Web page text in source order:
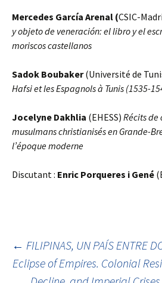
Mercedes García Arenal (CSIC-
y objeto de veneración: el libro y el
moriscos castellanos
Sadok Boubaker(Université de
Hafsi et les Espagnols à Tunis (1535-
Jocelyne Dakhlia (EHESS) Récits de
musulmans christianisés en Grande-
l’époque moderne
Discutant : Enric Porqueres i Gené
Post
← FILIPINAS, UN PAÍS ENTRE
Eclipse of Empires. Colonial